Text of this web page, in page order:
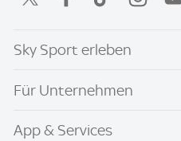
Sky Sport erleben
Für Unternehmen
App & Services